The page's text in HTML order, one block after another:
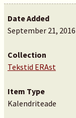
Date Added
September 21, 2016
Collection
Tekstid ERAst
Item Type
Kalendriteade